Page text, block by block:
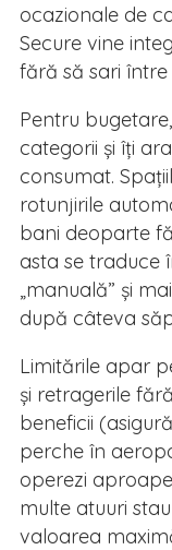
ocazionale de
Secure vine
fără să sari între
Pentru
categorii și îți
consumat.
rotunjirile
bani deoparte
asta se traduce
„manuală” și
după câteva
Limitările apar
și retragerile
beneficii
perche în
operezi
multe atuuri
valoarea